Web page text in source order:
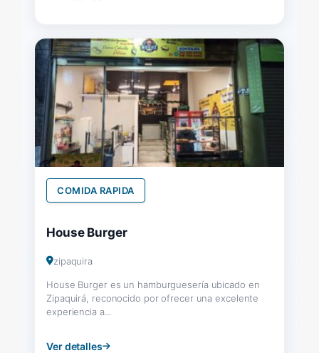
COMIDA RAPIDA
House Burger
zipaquira
House Burger es un hamburguesería ubicado en
Zipaquirá, reconocido por ofrecer una excelente
experiencia a...
Ver detalles